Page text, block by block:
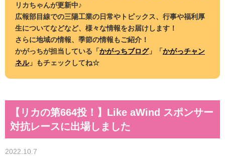
リカちゃんが更新中♪
広報部目線での三陽工業の日常やトピックス、行事や福利厚
生についてなどなど、様々な情報をお届けします！
さらに地域の情報、季節の情報もご紹介！
かがっちが担当している「かがっちブログ」「かがっチャン
ネル」もチェックしてね☆
【リカの第664投！】Like aWind スポンサー
対抗レースに出場しました
2022.10.7